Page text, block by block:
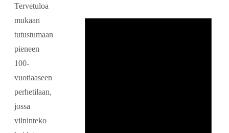
Tervetuloa
mukaan
tutustumaan
pieneen
100-
vuotiaaseen
perhetilaan,
jossa
viininteko